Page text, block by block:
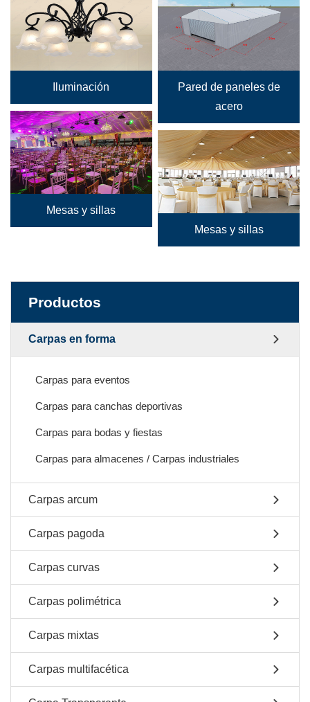
Iluminación
Pared de paneles de
acero
Mesas y sillas
Mesas y sillas
Productos
Carpas en forma
Carpas para eventos
Carpas para canchas deportivas
Carpas para bodas y fiestas
Carpas para almacenes / Carpas industriales
Carpas arcum
Carpas pagoda
Carpas curvas
Carpas polimétrica
Carpas mixtas
Carpas multifacética